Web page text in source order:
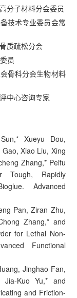
子材料分会委员
技术专业委员会常
质疏松分会
员
骨科分会生物材料
中心咨询专家
Xueyu Dou,
Xiao Liu, Xing
Zhang,* Peifu
Tough, Rapidly
Advanced
Pan, Ziran Zhu,
Zhang,* and
for Lethal Non-
Functional
Jinghao Fan,
Kuo Yu,* and
and Friction-